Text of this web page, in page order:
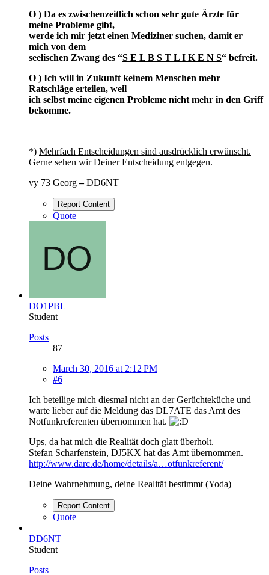
O ) Da es zwischenzeitlich schon sehr gute Ärzte für
meine Probleme gibt,
werde ich mir jetzt einen Mediziner suchen, damit er
mich von dem
seelischen Zwang des “S E L B S T L I K E N S“ befreit.
O ) Ich will in Zukunft keinem Menschen mehr
Ratschläge erteilen, weil
ich selbst meine eigenen Probleme nicht mehr in den Griff
bekomme.
*) Mehrfach Entscheidungen sind ausdrücklich erwünscht.
Gerne sehen wir Deiner Entscheidung entgegen.
vy 73 Georg–DD6NT
Report Content
Quote
DO1PBL
Student
Posts
87
March 30, 2016 at 2:12 PM
#6
Ich beteilige mich diesmal nicht an der Gerüchteküche und
warte lieber auf die Meldung das DL7ATE das Amt des
Notfunkreferenten übernommen hat.
Ups, da hat mich die Realität doch glatt überholt.
Stefan Scharfenstein, DJ5KX hat das Amt übernommen.
http://www.darc.de/home/details/a…otfunkreferent/
Deine Wahrnehmung, deine Realität bestimmt (Yoda)
Report Content
Quote
DD6NT
Student
Posts